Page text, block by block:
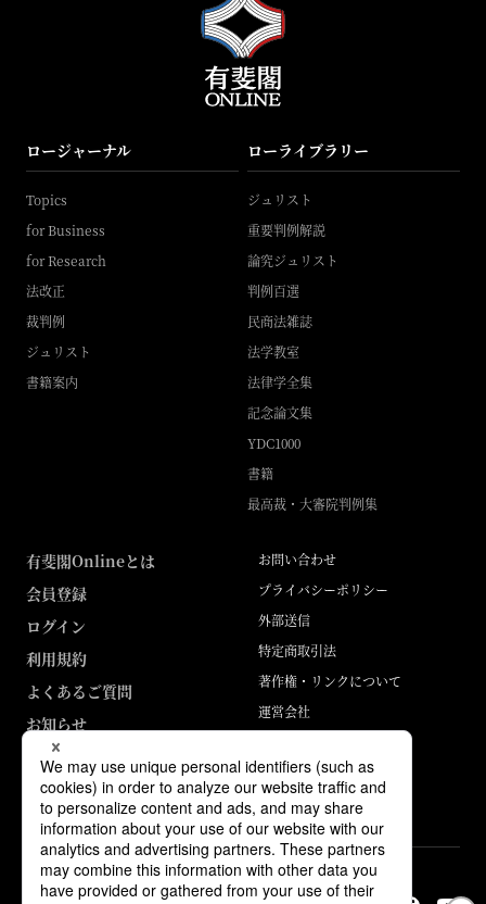
ロージャーナル
Topics
for Business
for Research
法改正
裁判例
ジュリスト
書籍案内
ローライブラリー
ジュリスト
重要判例解説
論究ジュリスト
判例百選
民商法雑誌
法学教室
法律学全集
記念論文集
YDC1000
書籍
最高裁・大審院判例集
有斐閣Onlineとは
会員登録
ログイン
利用規約
よくあるご質問
お知らせ
お問い合わせ
プライバシーポリシー
外部送信
特定商取引法
著作権・リンクについて
運営会社